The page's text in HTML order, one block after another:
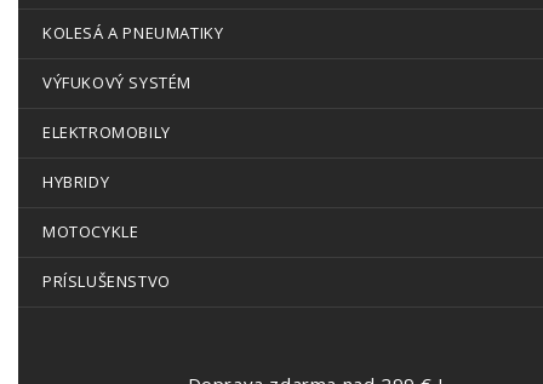
KOLESÁ A PNEUMATIKY
VÝFUKOVÝ SYSTÉM
ELEKTROMOBILY
HYBRIDY
MOTOCYKLE
PRÍSLUŠENSTVO